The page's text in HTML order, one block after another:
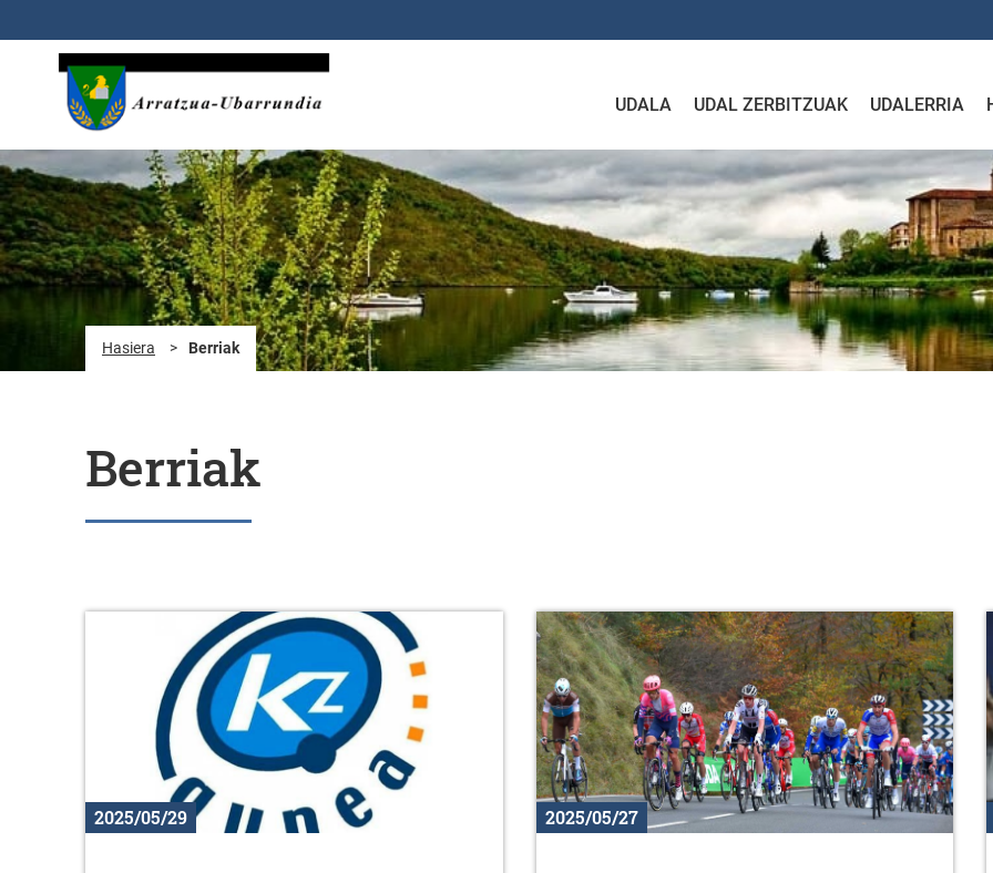
UDALA UDAL ZERBITZUAK UDALERRIA
Hasiera > Berriak
Berriak
2025/05/29 2025/05/27